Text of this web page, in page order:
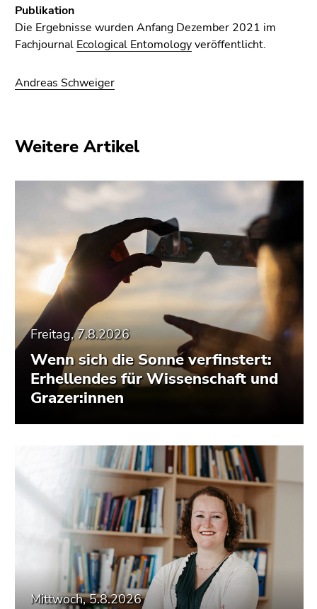
Publikation
Die Ergebnisse wurden Anfang Dezember 2021 im
Fachjournal Ecological Entomologyveröffentlicht.
Andreas Schweiger
Weitere Artikel
Freitag, 7.8.2026
Wenn sich die Sonne verfinstert:
Erhellendes für Wissenschaft und
Grazer:innen
Mittwoch, 5.8.2026